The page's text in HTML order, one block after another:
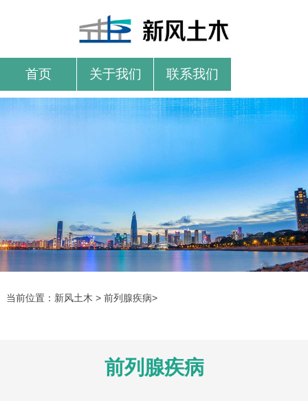
首页 关于我们 联系我们
当前位置： 新风土木 > 前列腺疾病>
前列腺疾病